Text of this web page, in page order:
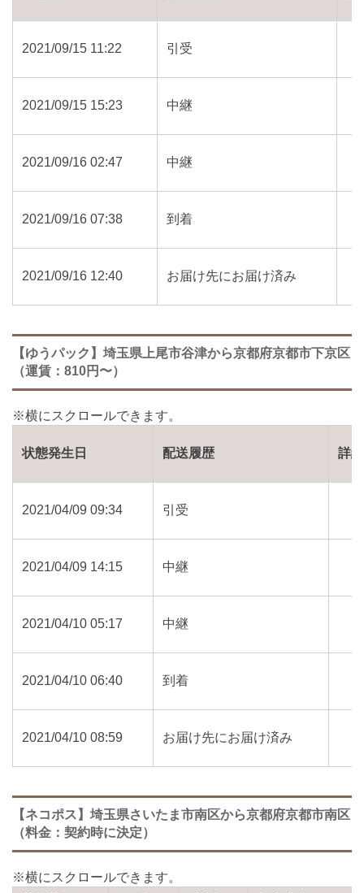
2021/09/15 11:22 引受
2021/09/15 15:23 中継
2021/09/16 02:47 中継
2021/09/16 07:38 到着
2021/09/16 12:40 お届け先にお届け済み
【ゆうパック】埼玉県上尾市谷津から京都府京都市下京区
（運賃：810円〜）
状態発生日 配送履歴 詳細
2021/04/09 09:34 引受
2021/04/09 14:15 中継
2021/04/10 05:17 中継
2021/04/10 06:40 到着
2021/04/10 08:59 お届け先にお届け済み
【ネコポス】埼玉県さいたま市南区から京都府京都市南区
（料金：契約時に決定）